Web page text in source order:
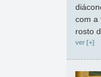
com a
rosto
ver [+]